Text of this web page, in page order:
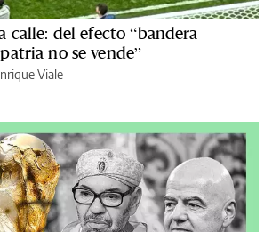
calle: del efecto “bandera
no se vende”
Viale